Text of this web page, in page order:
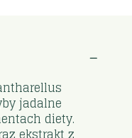
jadalne
diety.